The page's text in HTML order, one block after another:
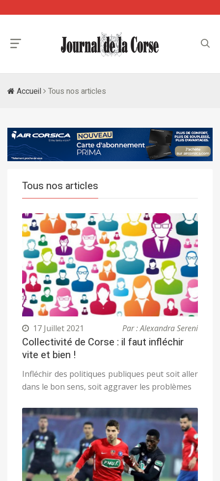
Accueil Tous nos articles
Tous nos articles
17 Juillet 2021 Par : Alexandra Sereni
Collectivité de Corse : il faut infléchir
vite et bien !
Infléchir des politiques publiques peut soit aller
dans le bon sens, soit aggraver les problèmes